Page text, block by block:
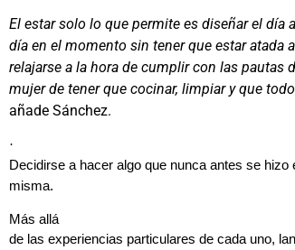
El estar solo lo que permite es diseñar el día a
día en el momento sin tener que estar atada
relajarse a la hora de cumplir con las pautas
mujer de tener que cocinar, limpiar y que
añade Sánchez.
·
Decidirse a hacer algo que nunca antes se hizo
misma.
Más allá
de las experiencias particulares de cada uno,